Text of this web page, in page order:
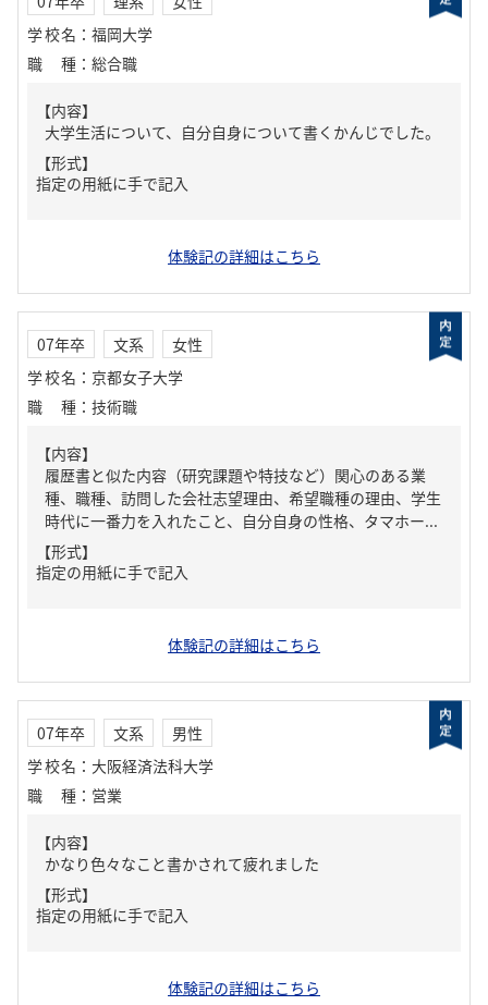
学校名 ： 福岡大学
職種 ： 総合職
【内容】
大学生活について、自分自身について書くかんじでした。
【形式】
指定の用紙に手で記入
体験記の詳細はこちら
07年卒 文系
女性
学校名 ： 京都女子大学
職種 ： 技術職
【内容】
履歴書と似た内容（研究課題や特技など）関心のある業
種、職種、訪問した会社志望理由、希望職種の理由、学生
時代に一番力を入れたこと、自分自身の性格、タマホー...
【形式】
指定の用紙に手で記入
体験記の詳細はこちら
07年卒 文系
男性
学校名 ： 大阪経済法科大学
職種 ： 営業
【内容】
かなり色々なこと書かされて疲れました
【形式】
指定の用紙に手で記入
体験記の詳細はこちら